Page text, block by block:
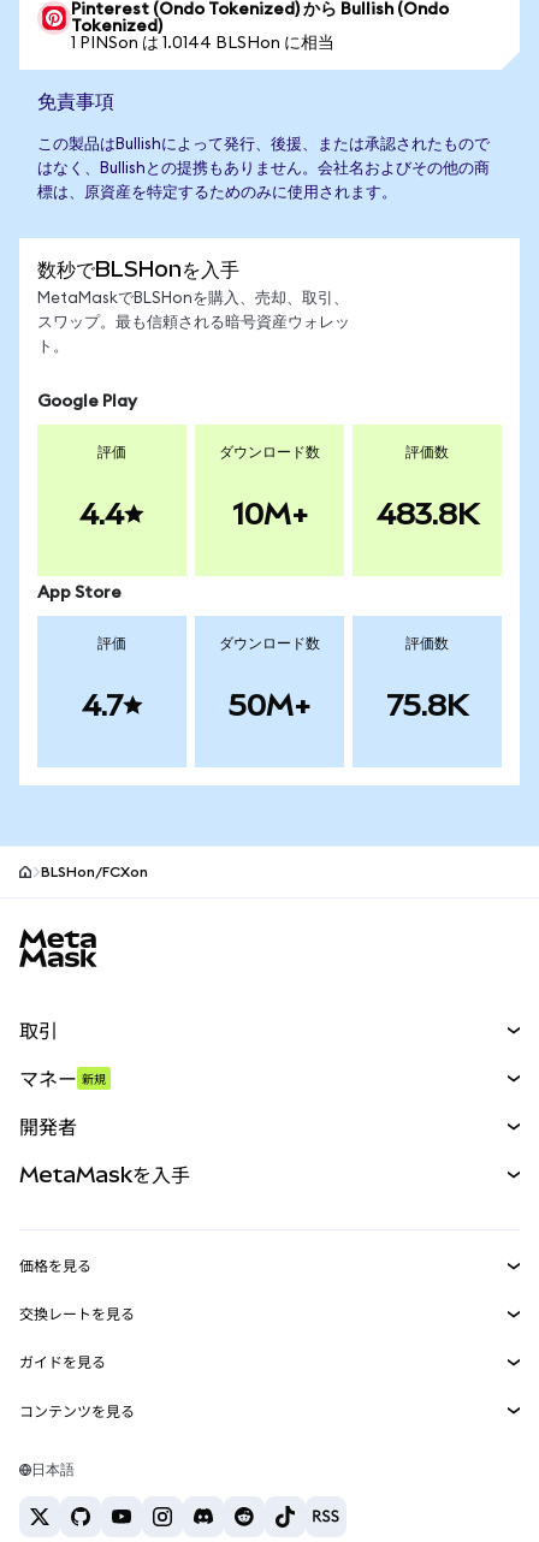
Pinterest (Ondo Tokenized) から Bullish (Ondo
Tokenized)
1 PINSon は 1.0144 BLSHon に相当
免責事項
この製品はBullishによって発行、後援、または承認されたもので
はなく、Bullishとの提携もありません。会社名およびその他の商
標は、原資産を特定するためのみに使用されます。
数秒でBLSHonを入手
MetaMaskでBLSHonを購入、売却、取引、
スワップ。最も信頼される暗号資産ウォレッ
ト。
Google Play
評価
4.4
ダウンロード数
10M+
評価数
483.8K
App Store
評価
4.7
ダウンロード数
50M+
評価数
75.8K
BLSHon/FCXon
取引
パーペチュアル
RWA
マネー 新規
開発者
MetaMask Connect
Snaps
Web3サービス
MetaMaskを入手
セキュリティ
サポート
キャリア
お問い合わせ
価格を見る
イーサリアムの価格
Solanaの価格
Tetherの価格
交換レートを見る
ETH→USD
USDT→INR
BTC→INR
ETH→USDT
ガイドを見る
ETHの購入
USDTの購入
コンテンツを見る
Solanaウォレット
日本語